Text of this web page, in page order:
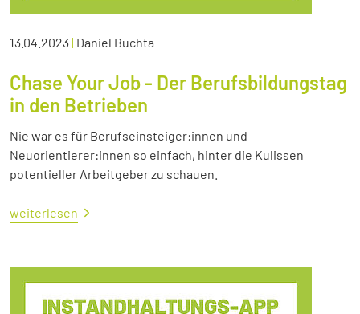
13.04.2023| Daniel Buchta
Chase Your Job - Der Berufsbildungstag
in den Betrieben
Nie war es für Berufseinsteiger:innen und
Neuorientierer:innen so einfach, hinter die Kulissen
potentieller Arbeitgeber zu schauen.
weiterlesen